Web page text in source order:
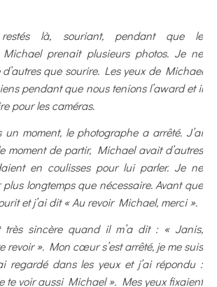
restés là, souriant, pendant que le
prenait plusieurs photos. Je ne
que sourire. Les yeux de Michael
pendant que nous tenions l’award et il
pour les caméras.
un moment, le photographe a arrêté. J’ai
moment de partir, Michael avait d’autres
en coulisses pour lui parler. Je ne
longtemps que nécessaire. Avant que
et j’ai dit « Au revoir Michael, merci ».
très sincère quand il m’a dit : « Janis,
revoir ». Mon cœur s’est arrêté, je me suis
regardé dans les yeux et j’ai répondu :
te voir aussi Michael ». Mes yeux fixaient